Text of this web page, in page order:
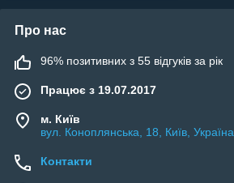
Про нас
96% позитивних з 55 відгуків за рік
Працює з 19.07.2017
м. Київ
вул. Коноплянська, 18, Київ, Україна
Контакти